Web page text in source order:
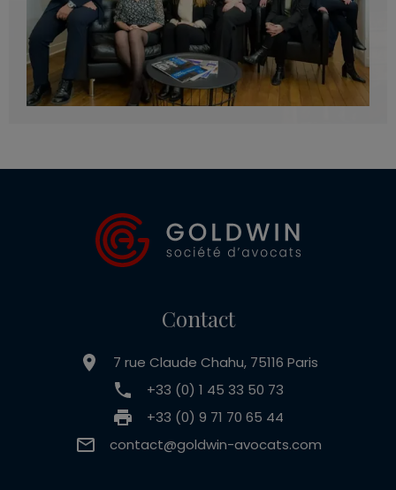
Contact
7 rue Claude Chahu, 75116 Paris
+33 (0) 1 45 33 50 73
+33 (0) 9 71 70 65 44
contact@goldwin-avocats.com